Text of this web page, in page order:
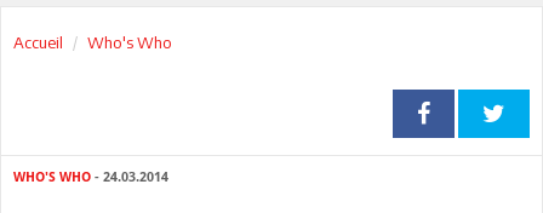
Accueil Who's Who
WHO'S WHO - 24.03.2014